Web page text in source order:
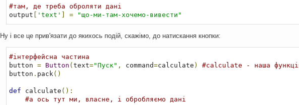
#там, де треба оброляти дані
output
'text' = "що-ми-там-хочемо-вивести"
Ну і все це прив'язати до якихось подій, скажімо, до натискання кнопки:
#інтерфейсна частина
button = Button ( text="Пуск" , command=calculate )
#calculate - наша
button . pack ()
def calculate ():
#а ось тут ми, власне, і обробляємо дані